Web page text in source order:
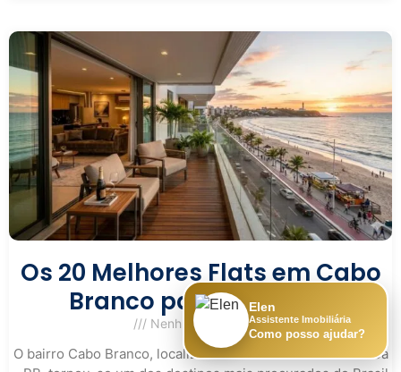
Os 20 Melhores Flats em Cabo
Branco para Comprar
Nenhum comentário
O bairro Cabo Branco, localizado na cidade de João Pessoa
Elen
Assistente Imobiliária
Como posso ajudar?